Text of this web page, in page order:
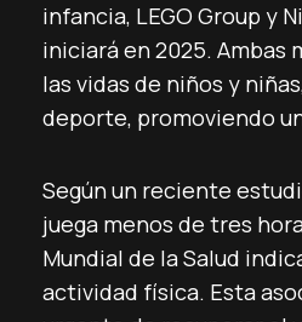
infancia, LEGO Group y
iniciará en 2025. Ambas
las vidas de niños y
deporte, promoviendo
Según un reciente
juega menos de tres
Mundial de la Salud
actividad física. Esta